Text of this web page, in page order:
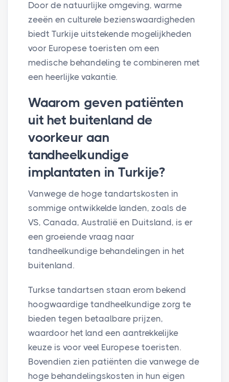
Door de natuurlijke omgeving, warme
zeeën en culturele bezienswaardigheden
biedt Turkije uitstekende mogelijkheden
voor Europese toeristen om een
medische behandeling te combineren met
een heerlijke vakantie.
Waarom geven patiënten
uit het buitenland de
voorkeur aan
tandheelkundige
implantaten in Turkije?
Vanwege de hoge tandartskosten in
sommige ontwikkelde landen, zoals de
VS, Canada, Australië en Duitsland, is er
een groeiende vraag naar
tandheelkundige behandelingen in het
buitenland.
Turkse tandartsen staan erom bekend
hoogwaardige tandheelkundige zorg te
bieden tegen betaalbare prijzen,
waardoor het land een aantrekkelijke
keuze is voor veel Europese toeristen.
Bovendien zien patiënten die vanwege de
hoge behandelingskosten in hun eigen